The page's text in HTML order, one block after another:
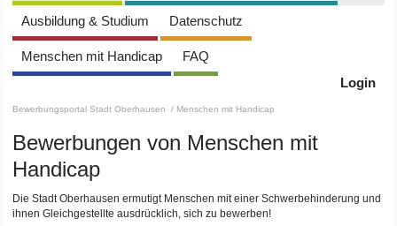
Ausbildung & Studium Datenschutz
Menschen mit Handicap
FAQ
Login
Bewerbungsportal Stadt Oberhausen / Menschen mit Handicap
Bewerbungen von Menschen mit
Handicap
Die Stadt Oberhausen ermutigt Menschen mit einer Schwerbehinderung und
ihnen Gleichgestellte ausdrücklich, sich zu bewerben!